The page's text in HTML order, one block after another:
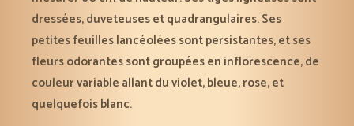
dressées, duveteuses et quadrangulaires. Ses
petites feuilles lancéolées sont persistantes, et ses
fleurs odorantes sont groupées en inflorescence, de
couleur variable allant du violet, bleue, rose, et
quelquefois blanc.